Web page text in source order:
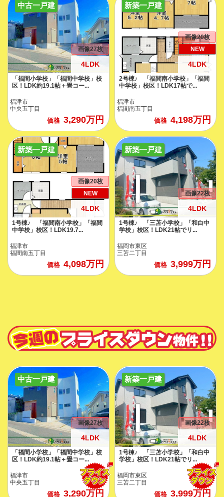
中古一戸建
4LDK
画像27枚
「福間小学校」「福間中学校」校
区！LDK約19.1帖＋畳コー...
福津市
中央五丁目
価格 3,290万円
新築一戸建
4LDK
画像20枚
NEW
2号棟♪ 「福間南小学校」「福間
中学校」校区！LDK17帖で...
福津市
福間南五丁目
価格 4,198万円
新築一戸建
4LDK
画像20枚
NEW
1号棟♪ 「福間南小学校」「福間
中学校」校区！LDK19.7...
福津市
福間南五丁目
価格 4,098万円
新築一戸建
4LDK
画像22枚
1号棟♪ 「三苫小学校」「和白中
学校」校区！LDK21帖でリ...
福岡市東区
三苫二丁目
価格 3,999万円
中古一戸建
4LDK
画像27枚
「福間小学校」「福間中学校」校
区！LDK約19.1帖＋畳コー...
福津市
中央五丁目
価格 3,290万円
新築一戸建
4LDK
画像22枚
1号棟♪ 「三苫小学校」「和白中
学校」校区！LDK21帖でリ...
福岡市東区
三苫二丁目
価格 3,999万円